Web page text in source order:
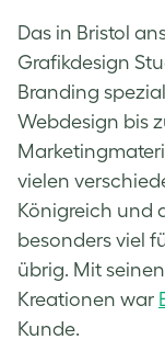
Das in Bristol
Grafikdesign
Branding
Webdesign bis
vielen
Königreich und
besonders viel
übrig. Mit
Kreationen war
Kunde.